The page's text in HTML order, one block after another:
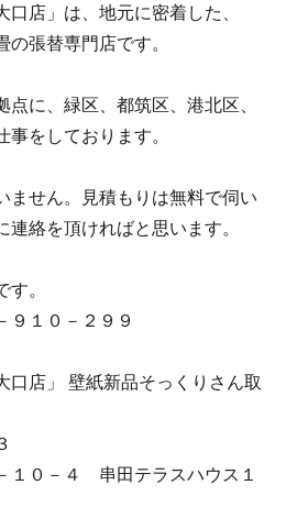
店」は、地元に密着した、
張替専門店です。
点に、緑区、都筑区、港北区、
をしております。
ません。見積もりは無料で伺い
連絡を頂ければと思います。
。
９１０－２９９
口店」 壁紙新品そっくりさん取
１０－４ 串田テラスハウス１